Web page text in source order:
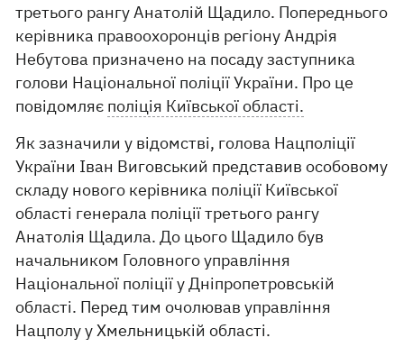
третього рангу Анатолій Щадило. Попереднього
керівника правоохоронців регіону Андрія
Небутова призначено на посаду заступника
голови Національної поліції України. Про це
повідомляє поліція Київської області.
Як зазначили у відомстві, голова Нацполіції
України Іван Виговський представив особовому
складу нового керівника поліції Київської
області генерала поліції третього рангу
Анатолія Щадила. До цього Щадило був
начальником Головного управління
Національної поліції у Дніпропетровській
області. Перед тим очолював управління
Нацполу у Хмельницькій області.